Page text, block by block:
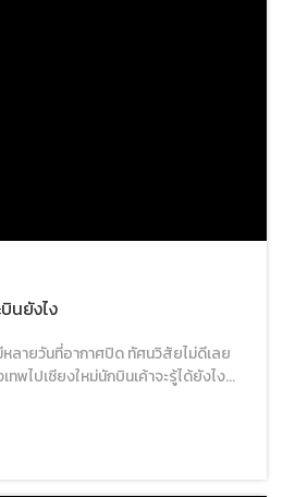
นยังไง
ลายวันที่อากาศปิด ทัศนวิสัยไม่ดีเลย
ทพไปเชียงใหม่นักบินเค้าจะรู้ได้ยังไง...